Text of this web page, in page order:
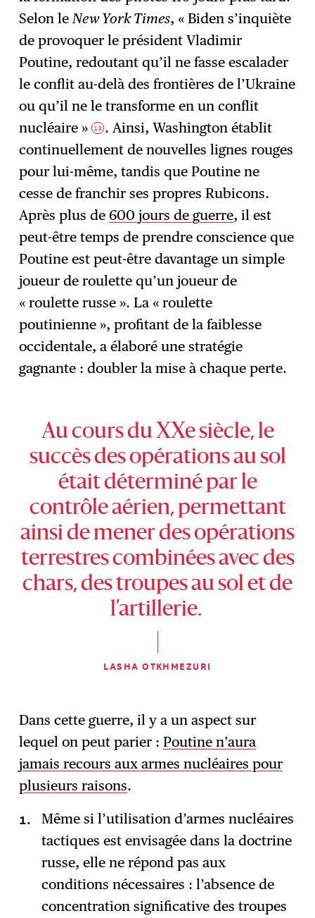
Selon leNew York Times, « Biden s’inquiète
de provoquer le président Vladimir
Poutine, redoutant qu’il ne fasse escalader
le conflit au-delà des frontières de l’Ukraine
ou qu’il ne le transforme en un conflit
nucléaire »13 . Ainsi, Washington établit
continuellement de nouvelles lignes rouges
pour lui-même, tandis que Poutine ne
cesse de franchir ses propres Rubicons.
Après plus de600 jours de guerre, il est
peut-être temps de prendre conscience que
Poutine est peut-être davantage un simple
joueur de roulette qu’un joueur de
« roulette russe ». La « roulette
poutinienne », profitant de la faiblesse
occidentale, a élaboré une stratégie
gagnante : doubler la mise à chaque perte.
Au cours du XXe siècle, le
succès des opérations au sol
était déterminé par le
contrôle aérien, permettant
ainsi de mener des opérations
terrestres combinées avec des
chars, des troupes au sol et de
l’artillerie.
LASHA OTKHMEZURI
Dans cette guerre, il y a un aspect sur
lequel on peut parier :Poutine n’aura
jamais recours aux armes nucléaires pour
plusieurs raisons.
Même si l’utilisation d’armes nucléaires
tactiques est envisagée dans la doctrine
russe, elle ne répond pas aux
conditions nécessaires : l’absence de
concentration significative des troupes